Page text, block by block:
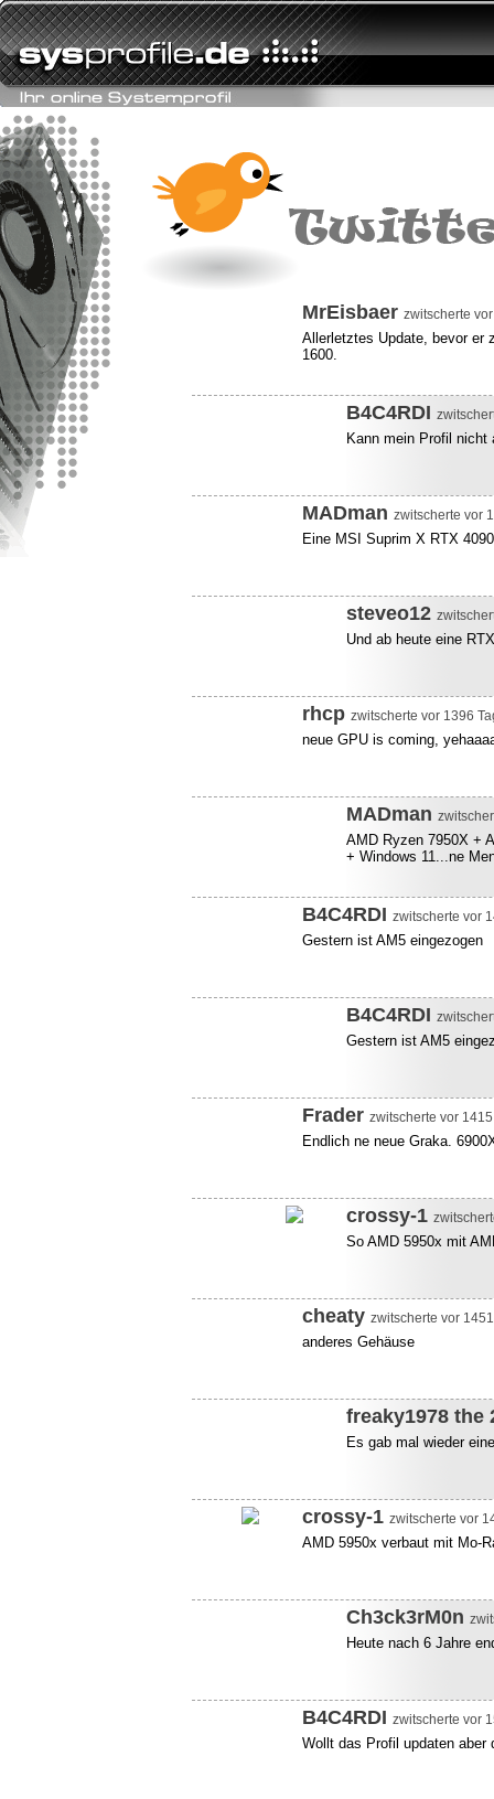
MrEisbaer zwitscherte
Allerletztes Update, bevor er
1600.
B4C4RDI
Kann mein Profil
MADman zwitscherte vor
Eine MSI Suprim X RTX
steveo12
Und ab heute eine
rhcp zwitscherte vor 1396
neue GPU is coming,
MADman
AMD Ryzen 7950X +
+ Windows 11...ne
B4C4RDI zwitscherte vor
Gestern ist AM5 eingezogen
B4C4RDI
Gestern ist AM5
Frader zwitscherte vor
Endlich ne neue Graka.
crossy-1
So AMD 5950x mit
cheaty zwitscherte vor
anderes Gehäuse
freaky1978 the
Es gab mal wieder
crossy-1 zwitscherte vor
AMD 5950x verbaut mit Mo-
Ch3ck3rM0n
Heute nach 6 Jahre
B4C4RDI zwitscherte vor
Wollt das Profil updaten aber